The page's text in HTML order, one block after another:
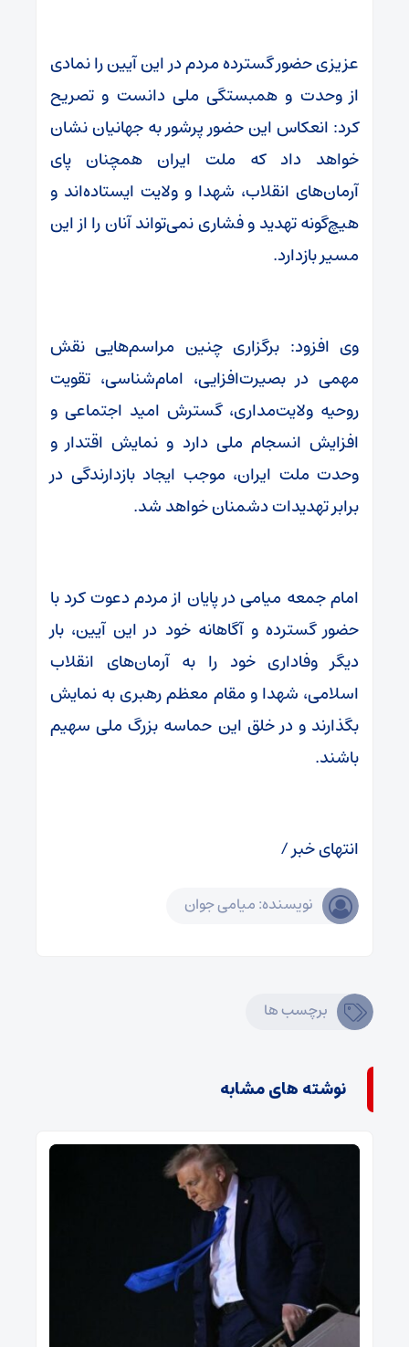
عزیزی حضور گسترده مردم در این آیین را نمادی
از وحدت و همبستگی ملی دانست و تصریح
کرد: انعکاس این حضور پرشور به جهانیان نشان
خواهد داد که ملت ایران همچنان پای
آرمان‌های انقلاب، شهدا و ولایت ایستاده‌اند و
هیچ‌گونه تهدید و فشاری نمی‌تواند آنان را از این
مسیر بازدارد.
وی افزود: برگزاری چنین مراسم‌هایی نقش
مهمی در بصیرت‌افزایی، امام‌شناسی، تقویت
روحیه ولایت‌مداری، گسترش امید اجتماعی و
افزایش انسجام ملی دارد و نمایش اقتدار و
وحدت ملت ایران، موجب ایجاد بازدارندگی در
برابر تهدیدات دشمنان خواهد شد.
امام جمعه میامی در پایان از مردم دعوت کرد با
حضور گسترده و آگاهانه خود در این آیین، بار
دیگر وفاداری خود را به آرمان‌های انقلاب
اسلامی، شهدا و مقام معظم رهبری به نمایش
بگذارند و در خلق این حماسه بزرگ ملی سهیم
باشند.
انتهای خبر /
نویسنده: میامی جوان
برچسب ها
نوشته های مشابه